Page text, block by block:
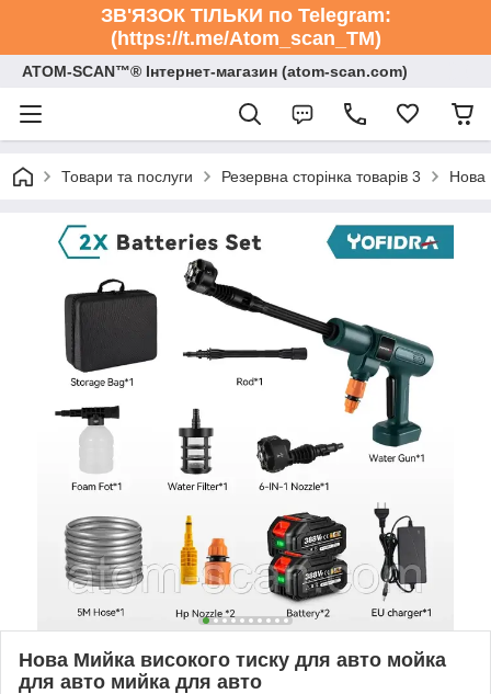
ЗВ'ЯЗОК ТІЛЬКИ по Telegram:
(https://t.me/Atom_scan_TM)
ATOM-SCAN™® Інтернет-магазин (atom-scan.com)
Товари та послуги Резервна сторінка товарів 3 Нова
Нова Мийка високого тиску для авто мойка
для авто мийка для авто